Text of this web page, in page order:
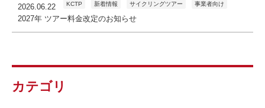
2026.06.22 KCTP 新着情報 サイクリングツアー 事業者向け
2027年 ツアー料金改定のお知らせ
カテゴリ